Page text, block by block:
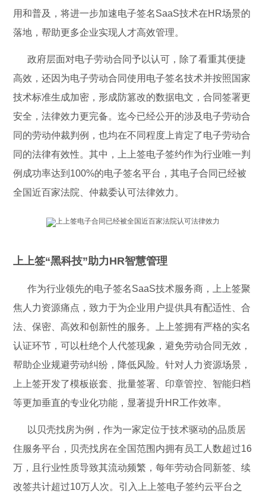
用和普及，将进一步加速电子签名SaaS技术在HR场景的
落地，帮助更多企业实现人才高效管理。
政府层面对电子劳动合同予以认可，除了看重其便捷
高效，还因为电子劳动合同使用电子签名技术并按照国家
技术标准生成加密，形成防篡改的数据电文，合同签署更
安全，法律效力更完备。迄今已经公开的涉及电子劳动合
同的劳动仲裁判例，也均在不同程度上肯定了电子劳动合
同的法律有效性。其中，上上签电子签约作为行业唯一判
例成功率达到100%的电子签名平台，其电子合同已经被
全国近百家法院、仲裁委认可法律效力。
上上签“黑科技”助力HR智慧管理
作为行业领先的电子签名SaaS技术服务商，上上签聚
焦人力资源痛点，致力于为企业用户提供具有配适性、合
法、保密、高效和创新性的服务。上上签拥有严格的实名
认证环节，可以杜绝个人代签现象，避免劳动合同无效，
帮助企业规避劳动纠纷，降低风险。针对人力资源场景，
上上签开发了模板嵌套、批量签署、印章管控、智能归档
等更加垂直的专业化功能，显著提升HR工作效率。
以贝壳找房为例，作为一家定位于技术驱动的品质居
住服务平台，贝壳找房在全国范围内拥有员工人数超过16
万，且行业性质导致其流动频繁，每年劳动合同新签、续
改签共计超过10万人次。引入上上签电子签约云平台之